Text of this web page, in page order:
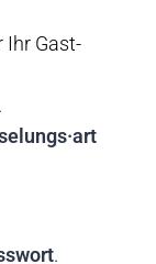
Ihr Gast-
.